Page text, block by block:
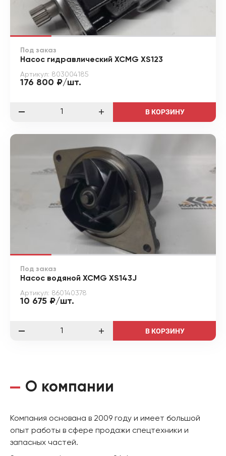
Под заказ
Насос гидравлический XCMG XS123
Артикул: 803004185
176 800 ₽/шт.
В КОРЗИНУ
Под заказ
Насос водяной XCMG XS143J
Артикул: 860140378
10 675 ₽/шт.
В КОРЗИНУ
О компании
Компания основана в 2009 году и имеет большой
опыт работы в сфере продажи спецтехники и
запасных частей.